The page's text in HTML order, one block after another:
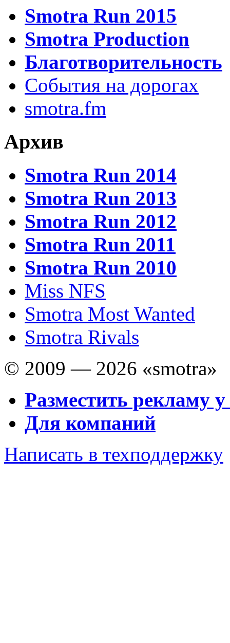
Smotra Run 2015
Smotra Production
Благотворительность
События на дорогах
smotra.fm
Архив
Smotra Run 2014
Smotra Run 2013
Smotra Run 2012
Smotra Run 2011
Smotra Run 2010
Miss NFS
Smotra Most Wanted
Smotra Rivals
© 2009 — 2026 «smotra»
Разместить рекламу у
Для компаний
Написать в техподдержку